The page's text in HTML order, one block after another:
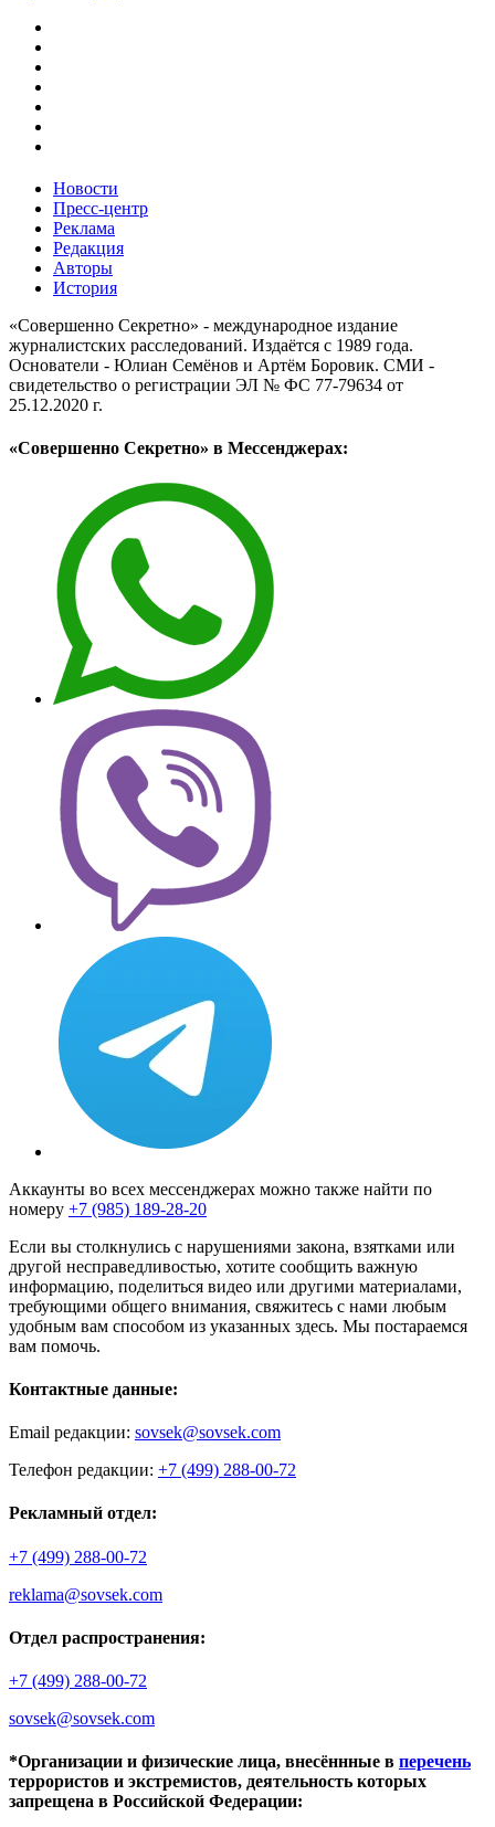
Новости
Пресс-центр
Реклама
Редакция
Авторы
История
«Совершенно Секретно» - международное издание
журналистских расследований. Издаётся с 1989 года.
Основатели - Юлиан Семёнов и Артём Боровик. CМИ -
свидетельство о регистрации ЭЛ № ФС 77-79634 от
25.12.2020 г.
«Совершенно Секретно» в Мессенджерах:
Аккаунты во всех мессенджерах можно также найти по
номеру +7 (985) 189-28-20
Если вы столкнулись с нарушениями закона, взятками или
другой несправедливостью, хотите сообщить важную
информацию, поделиться видео или другими материалами,
требующими общего внимания, свяжитесь с нами любым
удобным вам способом из указанных здесь. Мы постараемся
вам помочь.
Контактные данные:
Email редакции: sovsek@sovsek.com
Телефон редакции: +7 (499) 288-00-72
Рекламный отдел:
+7 (499) 288-00-72
reklama@sovsek.com
Отдел распространения:
+7 (499) 288-00-72
sovsek@sovsek.com
*Организации и физические лица, внесённные в перечень
террористов и экстремистов, деятельность которых
запрещена в Российской Федерации: